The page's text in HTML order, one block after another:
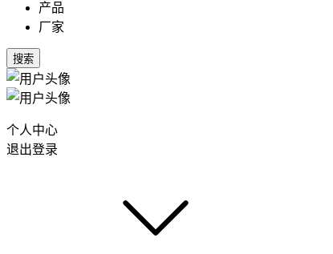
产品
厂家
搜索
个人中心
退出登录